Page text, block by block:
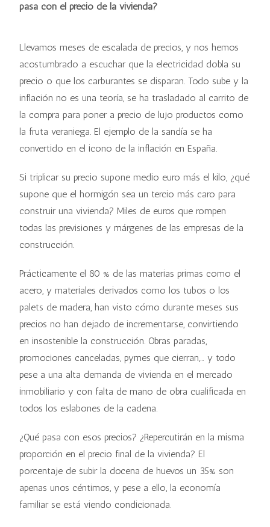
pasa con el precio de la vivienda?
Llevamos meses de escalada de precios, y nos hemos
acostumbrado a escuchar que la electricidad dobla su
precio o que los carburantes se disparan. Todo sube y la
inflación no es una teoría, se ha trasladado al carrito de
la compra para poner a precio de lujo productos como
la fruta veraniega. El ejemplo de la sandía se ha
convertido en el icono de la inflación en España.
Si triplicar su precio supone medio euro más el kilo, ¿qué
supone que el hormigón sea un tercio más caro para
construir una vivienda? Miles de euros que rompen
todas las previsiones y márgenes de las empresas de la
construcción.
Prácticamente el 80 % de las materias primas como el
acero, y materiales derivados como los tubos o los
palets de madera, han visto cómo durante meses sus
precios no han dejado de incrementarse, convirtiendo
en insostenible la construcción. Obras paradas,
promociones canceladas, pymes que cierran,… y todo
pese a una alta demanda de vivienda en el mercado
inmobiliario y con falta de mano de obra cualificada en
todos los eslabones de la cadena.
¿Qué pasa con esos precios? ¿Repercutirán en la misma
proporción en el precio final de la vivienda? El
porcentaje de subir la docena de huevos un 35% son
apenas unos céntimos, y pese a ello, la economía
familiar se está viendo condicionada.